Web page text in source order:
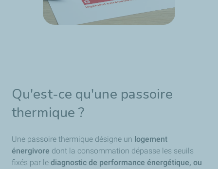
Qu'est-ce qu'une passoire
thermique ?
Une passoire thermique désigne un logement
énergivore dont la consommation dépasse les seuils
fixés par le diagnostic de performance énergétique, ou